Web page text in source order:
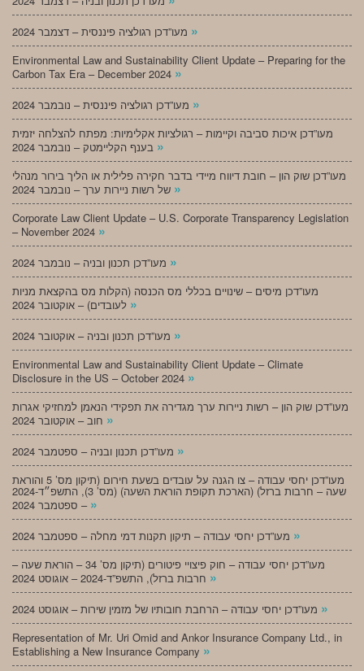
»
Environmental Law and Sustainability Client Update – Preparing for the
Carbon Tax Era – December 2024 »
»
מעו”דכן איכות סביבה וקיימות – רגולציות אקלימיות: מפתח להצלחה יזמית
»
מעו”דכן שוק הון – חובת דיווח מיידי בדבר חקירה פלילית או הליך בירור מנהלי
»
Corporate Law Client Update – U.S. Corporate Transparency Legislation
– November 2024 »
»
מעו”דכן מיסים – שינויים בכללי מס הכנסה (הקלות מס בהקצאת מניות
»
»
Environmental Law and Sustainability Client Update – Climate
Disclosure in the US – October 2024 »
מעו”דכן שוק הון – רשות ניירות ערך מגדירה את תפקידי הנאמן למחזיקי אגרות
»
»
מעו”דכן יחסי עבודה – צו הגנה על עובדים בשעת חירום (תיקון מס’ 5 והוראת
שעה – חרבות ברזל) (הארכת תקופת הוראת השעה) (מס’ 3), התשפ״ד-2024
– ספטמבר 2024 »
»
מעו”דכן יחסי עבודה – חוק פיצויי פיטורים (תיקון מס’ 34 – הוראת שעה –
»
»
Representation of Mr. Uri Omid and Ankor Insurance Company Ltd., in
Establishing a New Insurance Company »